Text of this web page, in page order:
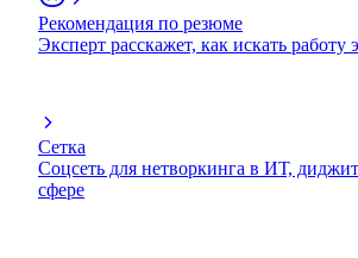
Рекомендация по резюме
Эксперт расскажет, как искать работу
Сетка
Соцсеть для нетворкинга в ИТ,
сфере